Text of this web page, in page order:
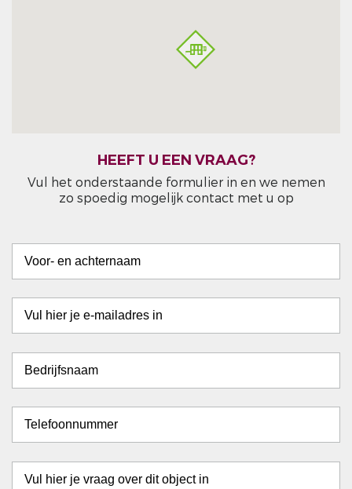
HEEFT U EEN VRAAG?
Vul het onderstaande formulier in en we nemen
zo spoedig mogelijk contact met u op